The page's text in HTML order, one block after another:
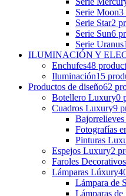
Serie Moon3
Serie Star2
Serie Sun6
Serie Uranus1
ILUMINACIÓN Y
Enchufes48
Iluminación15
Productos de diseño62
Botellero Luxury0
Cuadros Luxury9
Fotografías
Pinturas
Espejos Luxury2
Faroles Decorativos
Lámparas Lúxury
Lámpara de
Lámparas de